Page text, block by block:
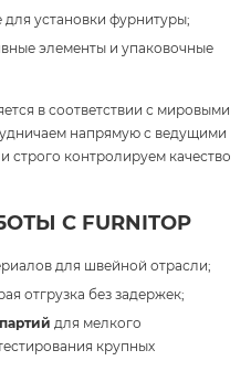
установки фурнитуры;
элементы и упаковочные
в соответствии с мировыми
напрямую с ведущими
контролируем качество
С FURNITOP
для швейной отрасли;
отгрузка без задержек;
для мелкого
крупных